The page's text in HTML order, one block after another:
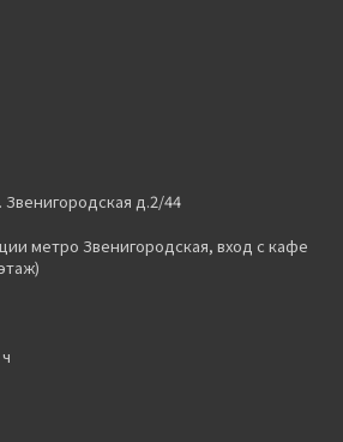
д.2/44
метро Звенигородская, вход с кафе